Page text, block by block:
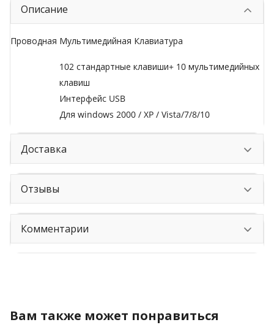
Описание
Проводная Мультимедийная Клавиатура
102 стандартные клавиши+ 10 мультимедийных
клавиш
Интерфейс USB
Для windows 2000 / XP / Vista/7/8/10
Доставка
Отзывы
Комментарии
Вам также может понравиться